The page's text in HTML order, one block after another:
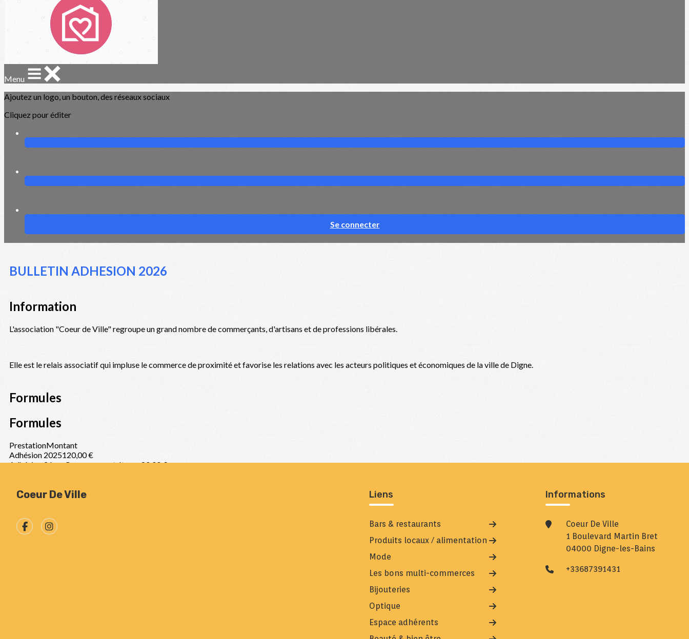
Coeur De Ville Liens
Bars & restaurants
Produits locaux / alimentation
Mode
Les bons multi-commerces
Bijouteries
Optique
Espace adhérents
Informations
Coeur De Ville
1 Boulevard Martin Bret
04000 Digne-les-Bains
+33687391431